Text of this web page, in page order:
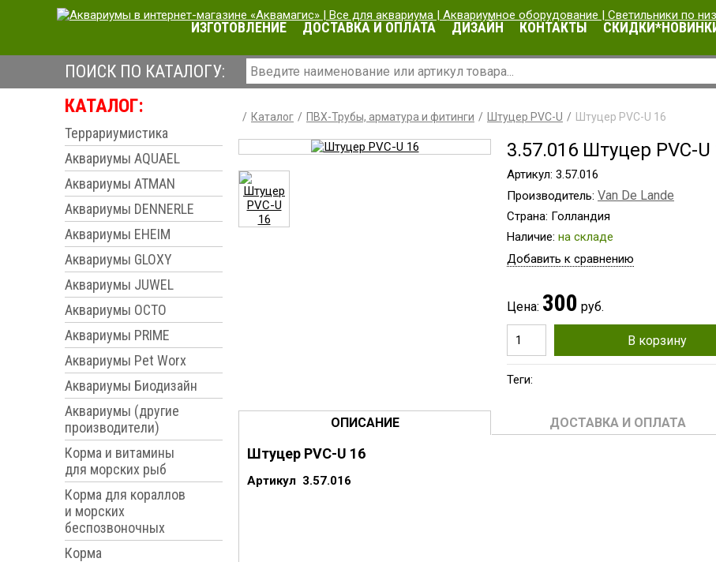
ИЗГОТОВЛЕНИЕ ДОСТАВКА И ОПЛАТА ДИЗАЙН КОНТАКТЫ
ПОИСК ПО КАТАЛОГУ:
КАТАЛОГ:
Террариумистика
Аквариумы AQUAEL
Аквариумы ATMAN
Аквариумы DENNERLE
Аквариумы EHEIM
Аквариумы GLOXY
Аквариумы JUWEL
Аквариумы OCTO
Аквариумы PRIME
Аквариумы Pet Worx
Аквариумы Биодизайн
Аквариумы (другие
производители)
Корма и витамины
для морских рыб
Корма для кораллов
и морских
беспозвоночных
Корма
Каталог ПВХ-Трубы, арматура и фитинги Штуцер PVC-U Штуцер PVC-U 16
3.57.016 Штуцер PVC-U
Артикул: 3.57.016
Производитель: Van De Lande
Страна: Голландия
Наличие: на складе
Добавить к сравнению
Цена: 300 руб.
В корзину
Теги:
ОПИСАНИЕ ДОСТАВКА И ОПЛАТА
Штуцер PVC-U 16
Артикул 3.57.016